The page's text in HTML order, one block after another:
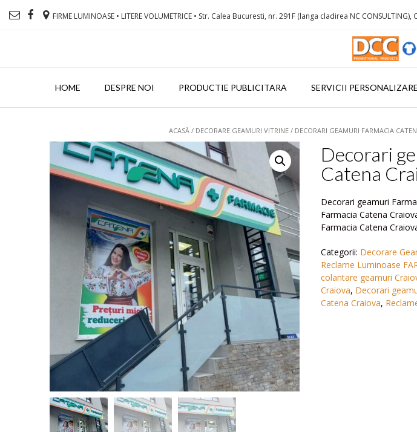
FIRME LUMINOASE • LITERE VOLUMETRICE • Str. Calea Bucuresti, nr. 291F (langa cladirea NC CONSULTING),
HOME DESPRE NOI PRODUCTIE PUBLICITARA SERVICII PERSONALIZARE
ACASĂ / DECORARE GEAMURI VITRINE / DECORARI GEAMURI FARMACIA
Decorari
Catena
Decorari geamuri
Farmacia Catena
Farmacia Catena
Categorii: Decorare
Reclame Luminoase
colantare geamuri
Craiova, Decorari
Catena Craiova,